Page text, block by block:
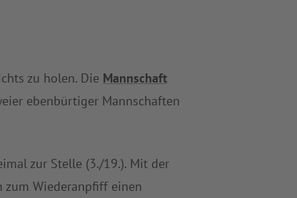
zu holen. Die Mannschaft
ebenbürtiger Mannschaften
zur Stelle (3./19.). Mit der
zum Wiederanpfiff einen